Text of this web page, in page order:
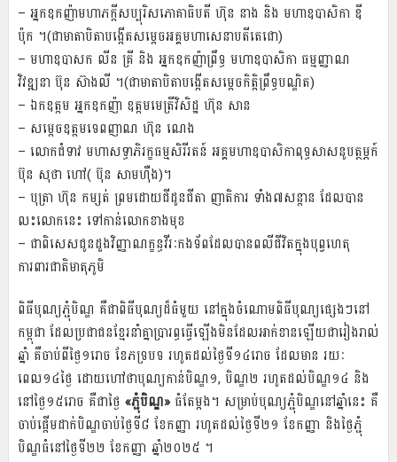
– អ្នកឧកញ៉ាមហាភក្តីសប្បុរិសភោគាធិបតី ហ៊ុន នាង និង មហាឧបាសិកា ឌី
ប៉ុក ។(ជាមាតាបិតាបង្កើតសម្ដេចអគ្គមហាសេនាបតីតេជោ)
– មហាឧបាសក លីន គ្រី និង អ្នកឧកញ៉ាព្រឹទ្ធ មហាឧបាសិកា ធម្មញ្ញាណ
វិវឌ្ឍនា ប៊ុន ស៊ាងលី ។(ជាមាតាបិតាបង្កើតសម្ដេចកិត្តិព្រឹទ្ធបណ្ឌិត)
– ឯកឧត្តម អ្នកឧកញ៉ា ឧត្តមមេត្រីវិសិដ្ឋ ហ៊ុន សាន
– សម្ដេចឧត្តមទេពញាណ ហ៊ុន ណេង
– លោកជំទាវ មហាសទ្ធាភិរក្ខធម្មសិរីរតន៍ អគ្គមហាឧបាសិកាពុទ្ធសាសនូបត្ថម្ភក៍
ប៊ុន សុថា ហៅ( ប៊ុន សាមហ៊ឺង)។
– បុត្រា ហ៊ុន កម្សត់ ព្រមដោយជីដូនជីតា ញាតិការ ទាំង៧សន្តាន ដែលបាន
លះលោកនេះ ទៅកាន់លោកខាងមុខ
– ជាពិសេសជូនដួងវិញ្ញាណក្ខន្ធវីរៈកងទ័ពដែលបានពលីជីវិតក្នុងបុព្វហេតុ
ការពារជាតិមាតុភូមិ
ពិធីបុណ្យភ្ជុំបិណ្ឌ គឺជាពិធីបុណ្យដ៏ធំមួយ នៅក្នុងចំណោមពិធីបុណ្យផ្សេងៗនៅ
កម្ពុជា ដែលប្រជាជនខ្មែរនាំគ្នាប្រារព្ធធ្វើឡើងមិនដែលអាក់ខានឡើយជារៀងរាល់
ឆ្នាំ គឺចាប់ពីថ្ងៃ១រោច ខែភទ្របទ រហូតដល់ថ្ងៃទី១៤រោច ដែលមាន រយៈ
ពេល១៤ថ្ងៃ ដោយហៅថាបុណ្យកាន់បិណ្ឌ១, បិណ្ឌ២ រហូតដល់បិណ្ឌ១៤ និង
នៅថ្ងៃ១៥រោច គឺជាថ្ងៃ «ភ្ជុំបិណ្ឌ» ធំតែម្តង។ សម្រាប់បុណ្យភ្ជុំបិណ្ឌនៅឆ្នាំនេះ គឺ
ចាប់ផ្ដើមដាក់បិណ្ឌចាប់ថ្ងៃទី៨ ខែកញ្ញា រហូតដល់ថ្ងៃទី២១ ខែកញ្ញា និងថ្ងៃភ្ជុំ
បិណ្ឌធំនៅថ្ងៃទី២២ ខែកញ្ញា ឆ្នាំ២០២៥ ។